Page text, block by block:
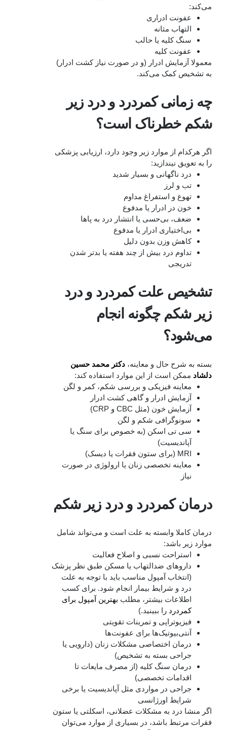
می‌کند:
عفونت ادراری
التهاب مثانه
سنگ کلیه یا حالب
عفونت کلیه
معمولا آزمایش ادرار (و در صورت نیاز کشت ادرار)
به تشخیص کمک می‌کند.
چه زمانی کمردرد و درد زیر
شکم خطرناک است؟
اگر هرکدام از موارد زیر وجود دارد، ارزیابی پزشکی
را به تعویق نیندازید:
درد ناگهانی و بسیار شدید
تب و لرز
تهوع و استفراغ مداوم
خون در ادرار یا مدفوع
ضعف، بی‌حسی یا انتشار درد به پاها
بی‌اختیاری ادرار یا مدفوع
کاهش وزن بدون دلیل
تداوم درد بیش از چند هفته یا بدتر شدن
تدریجی
تشخیص علت کمردرد و درد
زیر شکم چگونه انجام
می‌شود؟
بسته به شرح حال و معاینه، دکتر محمد حسین
دلشاد ممکن است از این موارد استفاده کند:
معاینه فیزیکی و بررسی شکم، کمر و لگن
آزمایش ادرار و گاهی کشت ادرار
آزمایش خون (مثل CBC و CRP)
سونوگرافی شکم و لگن
سی‌ تی‌ اسکن (به‌ خصوص برای سنگ یا
آپاندیسیت)
MRI (برای ستون فقرات یا دیسک)
معاینه تخصصی زنان یا ارولوژی در صورت
نیاز
درمان کمردرد و درد زیر شکم
درمان کاملا وابسته به علت است و می‌تواند شامل
موارد زیر باشد:
استراحت نسبی و اصلاح فعالیت
داروهای ضدالتهاب یا مسکن طبق نظر پزشک
(انتخاب آمپول مناسب باید با توجه به علت
درد و شرایط بیمار انجام شود. برای کسب
اطلاعات بیشتر، مطلب بهترین آمپول برای
کمردرد را ببینید.)
فیزیوتراپی و تمرینات تقویتی
آنتی‌بیوتیک‌ها برای عفونت‌ها
درمان اختصاصی مشکلات زنان (دارویی یا
جراحی بسته به تشخیص)
درمان سنگ کلیه (از مصرف مایعات تا
اقدامات تخصصی)
جراحی در مواردی مثل آپاندیسیت یا برخی
شرایط اورژانسی
اگر منشا درد به مشکلات عضلانی، اسکلتی یا ستون
فقرات مرتبط باشد، در بسیاری از موارد می‌توان